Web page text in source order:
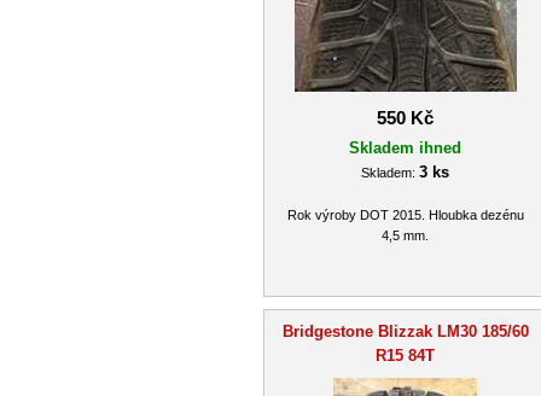
550 Kč
Skladem ihned
Skladem: 3 ks
Rok výroby DOT 2015. Hloubka dezénu
4,5 mm.
Bridgestone Blizzak LM30 185/60
R15 84T